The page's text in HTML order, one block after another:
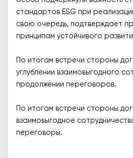
стандартов ESG при
свою очередь, подтверждает
принципам устойчивого
По итогам встречи стороны
углублении взаимовыгодного
продолжении переговоров.
По итогам встречи стороны
взаимовыгодное
переговоры.